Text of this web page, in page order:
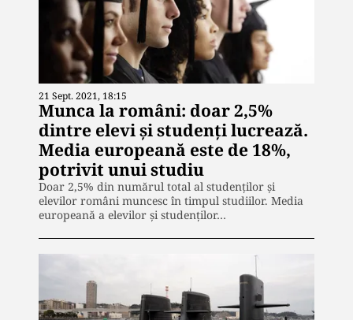
21 Sept. 2021, 18:15
Munca la români: doar 2,5%
dintre elevi şi studenţi lucrează.
Media europeană este de 18%,
potrivit unui studiu
Doar 2,5% din numărul total al studenţilor şi
elevilor români muncesc în timpul studiilor. Media
europeană a elevilor şi studenţilor…